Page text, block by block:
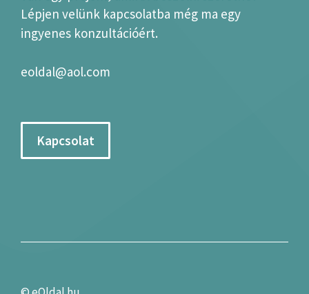
Lépjen velünk kapcsolatba még ma egy
ingyenes konzultációért.
eoldal@aol.com
Kapcsolat